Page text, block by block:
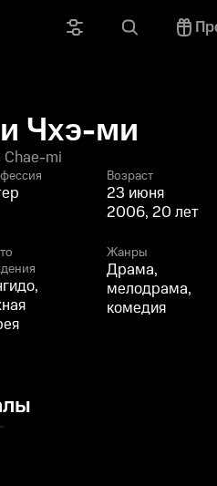
Чхэ-ми
Chae-mi
Возраст
23 июня
2006, 20 лет
Жанры
Драма,
мелодрама,
комедия